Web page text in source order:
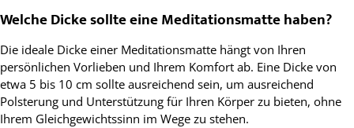
Welche Dicke sollte eine Meditationsmatte haben?
Die ideale Dicke einer Meditationsmatte hängt von Ihren
persönlichen Vorlieben und Ihrem Komfort ab. Eine Dicke von
etwa 5 bis 10 cm sollte ausreichend sein, um ausreichend
Polsterung und Unterstützung für Ihren Körper zu bieten, ohne
Ihrem Gleichgewichtssinn im Wege zu stehen.